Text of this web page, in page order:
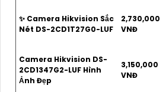
✨ Camera Hikvision Sắc
Nét DS-2CD1T27G0-LUF
2,730,000
VNĐ
Camera Hikvision DS-
2CD1347G2-LUF Hình
Ảnh Đẹp
3,150,000
VNĐ